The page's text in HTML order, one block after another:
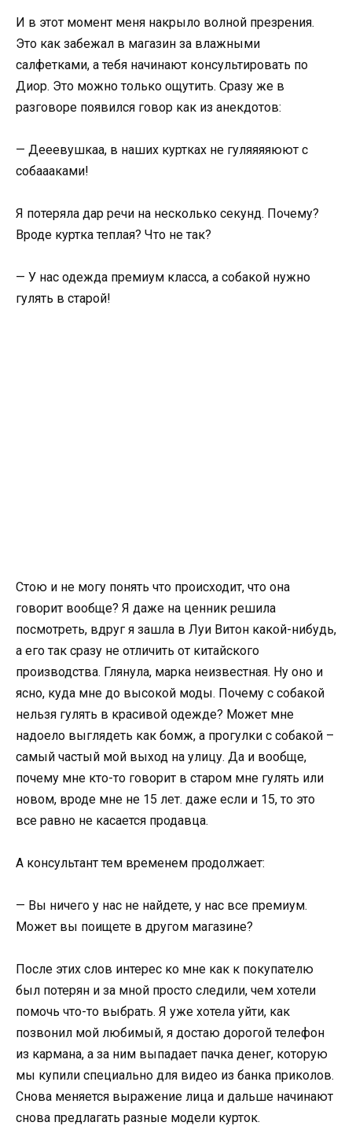
И в этот момент меня накрыло волной презрения.
Это как забежал в магазин за влажными
салфетками, а тебя начинают консультировать по
Диор. Это можно только ощутить. Сразу же в
разговоре появился говор как из анекдотов:
— Дееевушкаа, в наших куртках не гуляяяяюют с
собаааками!
Я потеряла дар речи на несколько секунд. Почему?
Вроде куртка теплая? Что не так?
— У нас одежда премиум класса, а собакой нужно
гулять в старой!
Стою и не могу понять что происходит, что она
говорит вообще? Я даже на ценник решила
посмотреть, вдруг я зашла в Луи Витон какой-нибудь,
а его так сразу не отличить от китайского
производства. Глянула, марка неизвестная. Ну оно и
ясно, куда мне до высокой моды. Почему с собакой
нельзя гулять в красивой одежде? Может мне
надоело выглядеть как бомж, а прогулки с собакой –
самый частый мой выход на улицу. Да и вообще,
почему мне кто-то говорит в старом мне гулять или
новом, вроде мне не 15 лет. даже если и 15, то это
все равно не касается продавца.
А консультант тем временем продолжает:
— Вы ничего у нас не найдете, у нас все премиум.
Может вы поищете в другом магазине?
После этих слов интерес ко мне как к покупателю
был потерян и за мной просто следили, чем хотели
помочь что-то выбрать. Я уже хотела уйти, как
позвонил мой любимый, я достаю дорогой телефон
из кармана, а за ним выпадает пачка денег, которую
мы купили специально для видео из банка приколов.
Снова меняется выражение лица и дальше начинают
снова предлагать разные модели курток.